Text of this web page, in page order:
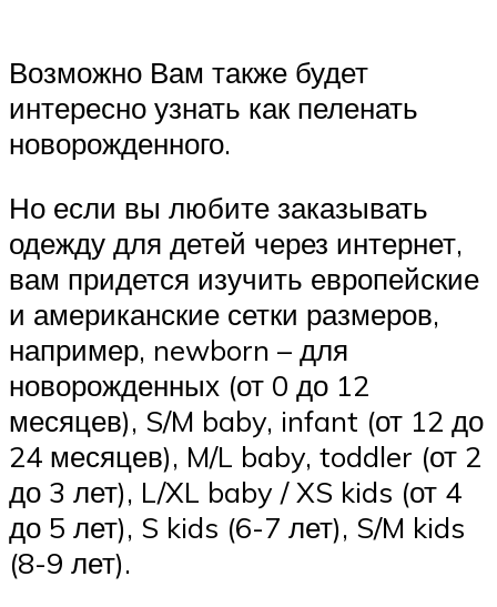
Возможно Вам также будет
интересно узнать как пеленать
новорожденного.
Но если вы любите заказывать
одежду для детей через интернет,
вам придется изучить европейские
и американские сетки размеров,
например, newborn – для
новорожденных (от 0 до 12
месяцев), S/M baby, infant (от 12 до
24 месяцев), M/L baby, toddler (от 2
до 3 лет), L/XL baby / XS kids (от 4
до 5 лет), S kids (6-7 лет), S/M kids
(8-9 лет).